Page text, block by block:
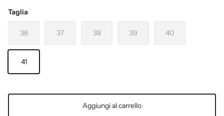
Taglia
36 37 38 39 40
41
Aggiungi al carrello